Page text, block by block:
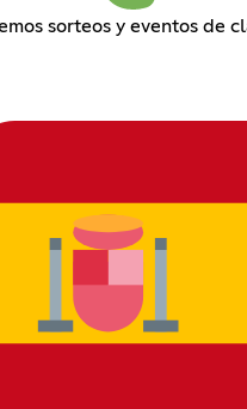
sorteos y eventos de